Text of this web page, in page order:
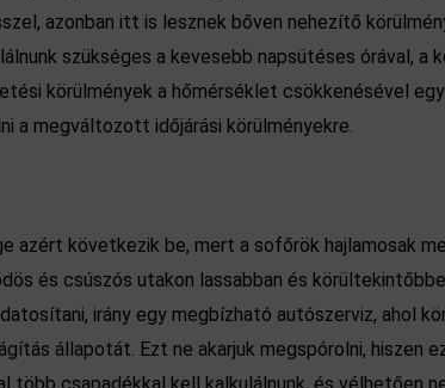
azonban itt is lesznek bőven nehezítő
szükséges a kevesebb napsütéses órával,
körülmények a hőmérséklet csökkenésével
a megváltozott időjárási körülményekre.
következik be, mert a sofőrök hajlamosak
és csúszós utakon lassabban és
irány egy megbízható autószerviz, ahol
állapotát. Ezt ne akarjuk megspórolni, hiszen